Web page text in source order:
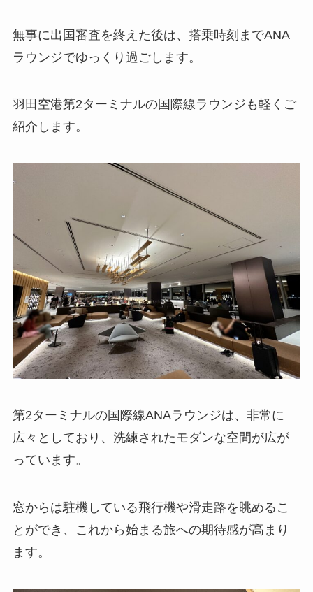
無事に出国審査を終えた後は、搭乗時刻までANA
ラウンジでゆっくり過ごします。
羽田空港第2ターミナルの国際線ラウンジも軽くご
紹介します。
第2ターミナルの国際線ANAラウンジは、非常に
広々としており、洗練されたモダンな空間が広が
っています。
窓からは駐機している飛行機や滑走路を眺めるこ
とができ、これから始まる旅への期待感が高まり
ます。